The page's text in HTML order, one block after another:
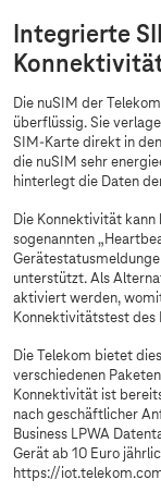
Integrierte
Die nuSIM der
überflüssig. Sie
SIM-Karte direkt in
die nuSIM sehr
hinterlegt die Daten
Die Konnektivität
sogenannten
unterstützt. Als
aktiviert werden,
Konnektivitätstest des
Die Telekom bietet
verschiedenen
Konnektivität ist
nach geschäftlicher
Business LPWA
Gerät ab 10 Euro
https://